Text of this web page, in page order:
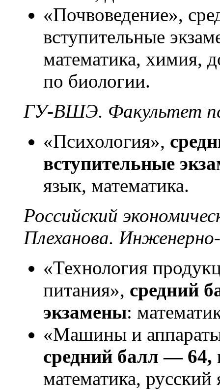
«Почвоведение»,
вступительные
математика, химия,
по биологии.
ГУ-ВШЭ. Факультет
«Психология»,
вступительные
язык, математика.
Российский
Плеханова.
«Технология
питания», средний
экзамены:
«Машины и
средний балл — 64,
математика,